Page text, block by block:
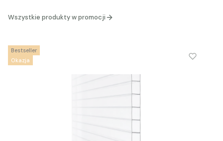
Wszystkie produkty w promocji
Okazja
Bestseller